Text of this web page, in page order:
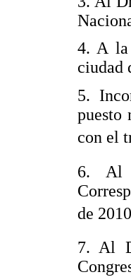
4. A la
ciudad
5.
puesto
con el
6. Al
de
7. Al